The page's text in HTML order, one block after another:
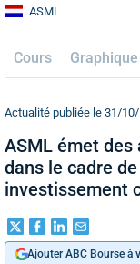
ASML
Cours Graphique
Actualité publiée le 31/
ASML émet des
dans le cadre
investissement
Ajouter ABC Bourse à